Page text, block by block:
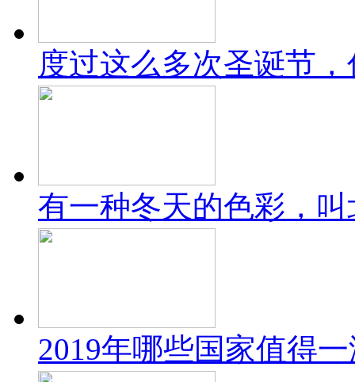
度过这么多次圣诞节
有一种冬天的色彩，
2019年哪些国家值得